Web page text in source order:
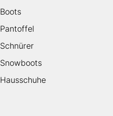
Boots
Pantoffel
Schnürer
Snowboots
Hausschuhe